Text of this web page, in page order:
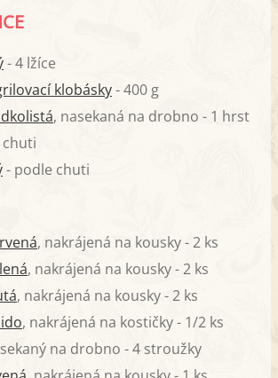
- 4 lžíce
klobásky- 400 g
, nasekaná na drobno - 1 hrst
- podle chuti
, nakrájená na kousky - 2 ks
, nakrájená na kousky - 2 ks
, nakrájená na kousky - 2 ks
, nakrájená na kostičky - 1/2 ks
na drobno - 4 stroužky